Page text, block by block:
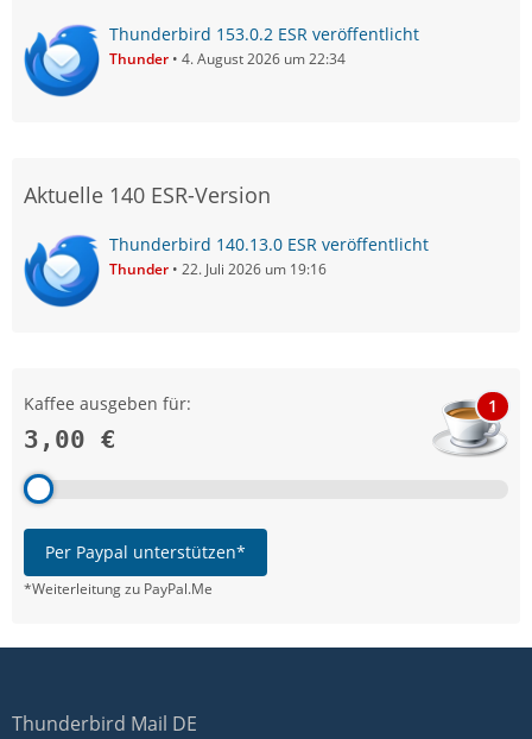
Thunderbird 153.0.2 ESR veröffentlicht
Thunder 4. August 2026 um 22:34
Aktuelle 140 ESR-Version
Thunderbird 140.13.0 ESR veröffentlicht
Thunder 22. Juli 2026 um 19:16
Kaffee ausgeben für:
3,00 €
1
Per Paypal unterstützen*
*Weiterleitung zu PayPal.Me
Thunderbird Mail DE